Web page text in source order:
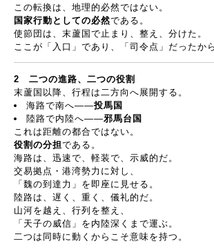
この転換は、地理的必然ではない。
国家行動としての必然である。
使節団は、末蘆国で止まり、整え、分けた。
ここが「入口」であり、「司令点」だったか
2 二つの進路、二つの役割
末蘆国以降、行程は二方向へ展開する。
海路で南へ――投馬国
陸路で内陸へ――邪馬台国
これは距離の都合ではない。
役割の分担である。
海路は、迅速で、軽装で、示威的だ。
交易拠点・港湾勢力に対し、
「魏の到達力」を即座に見せる。
陸路は、遅く、重く、儀礼的だ。
山河を越え、行列を整え、
「天子の威信」を内陸深くまで運ぶ。
二つは同時に動くからこそ意味を持つ。